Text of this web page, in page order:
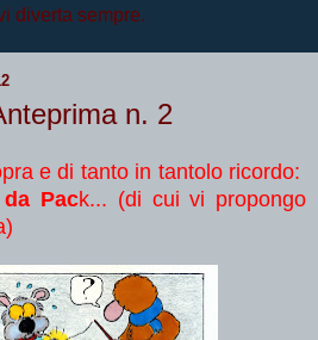
diverta sempre.
n. 2
e di tanto in tantolo ricordo:
Pack... (di cui vi propongo